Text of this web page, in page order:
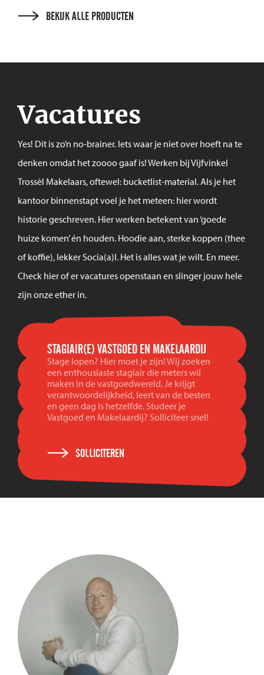
BEKIJK ALLE PRODUCTEN
Vacatures
Yes! Dit is zo’n no-brainer. Iets waar je niet over hoeft na te
denken omdat het zoooo gaaf is! Werken bij Vijfvinkel
Trossèl Makelaars, oftewel: bucketlist-material. Als je het
kantoor binnenstapt voel je het meteen: hier wordt
historie geschreven. Hier werken betekent van ‘goede
huize komen’ én houden. Hoodie aan, sterke koppen (thee
of koffie), lekker Socia(a)l. Het is alles wat je wilt. En meer.
Check hier of er vacatures openstaan en slinger jouw hele
zijn onze ether in.
STAGIAIR(E) VASTGOED EN MAKELAARDIJ
Stage lopen? Hier moet je zijn! Wij zoeken
een enthousiaste stagiair die meters wil
maken in de vastgoedwereld. Je krijgt
verantwoordelijkheid, leert van de besten
en geen dag is hetzelfde. Studeer je
Vastgoed en Makelaardij? Solliciteer snel!
SOLLICITEREN